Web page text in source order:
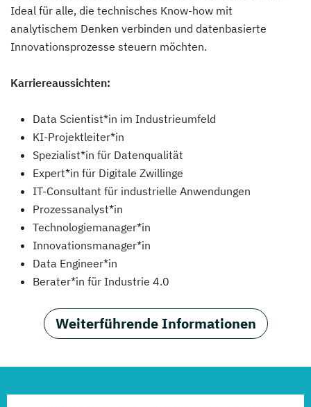
Ideal für alle, die technisches Know-how mit
analytischem Denken verbinden und datenbasierte
Innovationsprozesse steuern möchten.
Karriereaussichten:
Data Scientist*in im Industrieumfeld
KI-Projektleiter*in
Spezialist*in für Datenqualität
Expert*in für Digitale Zwillinge
IT-Consultant für industrielle Anwendungen
Prozessanalyst*in
Technologiemanager*in
Innovationsmanager*in
Data Engineer*in
Berater*in für Industrie 4.0
Weiterführende Informationen